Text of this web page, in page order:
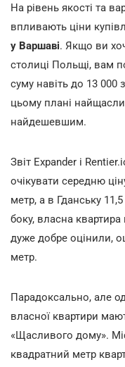
На рівень якості та
впливають ціни
у Варшаві. Якщо ви
столиці Польщі, вам
суму навіть до 13 000
цьому плані
найдешевшим.
Звіт Expander і
очікувати середню
метр, а в Гданську
боку, власна квартира
дуже добре оцінили,
метр.
Парадоксально, але
власної квартири
«Щасливого дому».
квадратний метр